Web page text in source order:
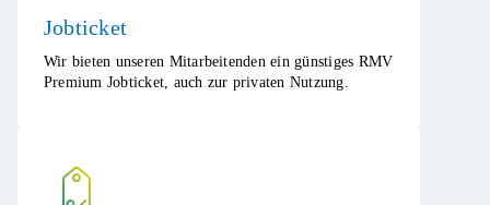
Jobticket​
Wir bieten unseren Mitarbeitenden ein günstiges RMV
Premium Jobticket, auch zur privaten Nutzung.​